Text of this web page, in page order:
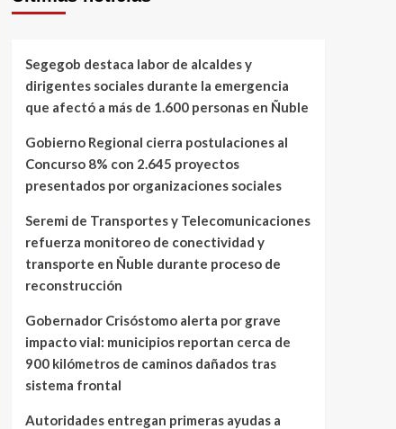
Segegob destaca labor de alcaldes y
dirigentes sociales durante la emergencia
que afectó a más de 1.600 personas en Ñuble
Gobierno Regional cierra postulaciones al
Concurso 8% con 2.645 proyectos
presentados por organizaciones sociales
Seremi de Transportes y Telecomunicaciones
refuerza monitoreo de conectividad y
transporte en Ñuble durante proceso de
reconstrucción
Gobernador Crisóstomo alerta por grave
impacto vial: municipios reportan cerca de
900 kilómetros de caminos dañados tras
sistema frontal
Autoridades entregan primeras ayudas a